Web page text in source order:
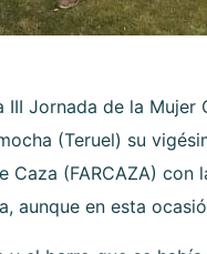
III Jornada de la
(Teruel) su
Caza (FARCAZA)
aunque en esta